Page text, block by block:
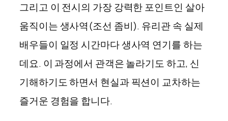
그리고 이 전시의 가장 강력한 포인트인 살아
움직이는 생사역(조선 좀비). 유리관 속 실제
배우들이 일정 시간마다 생사역 연기를 하는
데요. 이 과정에서 관객은 놀라기도 하고, 신
기해하기도 하면서 현실과 픽션이 교차하는
즐거운 경험을 합니다.